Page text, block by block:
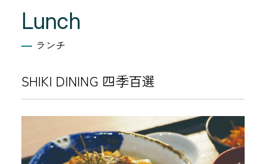
Lunch
ランチ
SHIKI DINING 四季百選